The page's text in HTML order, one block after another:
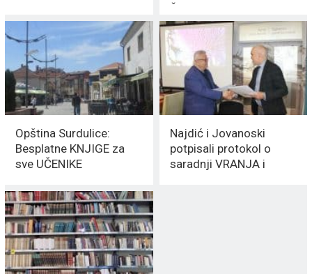
ŠKOLA
Opština Surdulice:
Besplatne KNJIGE za
sve UČENIKE
Najdić i Jovanoski
potpisali protokol o
saradnji VRANJA i